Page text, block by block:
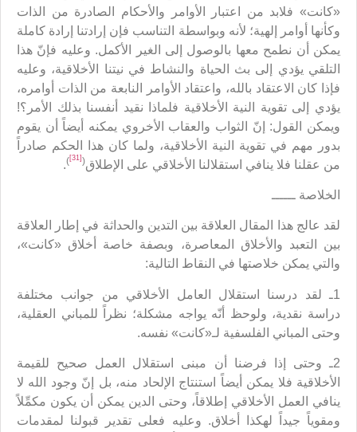
«كانت» فلابد من اعتبار الأوامر والأحكام الصادرة من الذات
وكأنها أوامر إلهية؛ لأنه وبواسطة التناسب فإن إرادتنا إرادة كاملة
يمكن أن نطمح معها بالوصول إلى الغير الأكمل. وعليه فإنّ هذا
التلقي يؤدي إلى بث الحياة والنشاط في نيتنا الأخلاقية، وعليه
فإذا كان الاعتقاد بالله، واعتقاد الأوامر النابعة من الذات أوامره،
يؤدي إلى تقوية النية الأخلاقية فلماذا نقيد أنفسنا بذلك الأمر؟!
ويمكن القول: إنّ الثواب والعقاب الأخروي يمكنه أيضاً أن يقوم
بدور مهم في تقوية النية الأخلاقية، ولما كان هذا الحكم صادراً
من عقلنا فلا ينافي استقلالنا الأخلاقي على الإطلاق(
[31]
)
.
الخلاصة ــــــ
لقد عالج هذا المقال العلاقة بين التدين والحداثة في إطار العلاقة
بين التعبد والأخلاق المعاصرة، وبصفة خاصة أخلاق «كانت»،
والتي يمكن خلاصتها في النقاط التالية:
1ـ لقد درسنا استقلال العامل الأخلاقي من جوانب مختلفة
دراسة نقدية، ولوحظ أنّه يواجه مشكلة؛ نظراً للمباني العقلية،
وحتى المباني الفلسفية لـ«كانت» نفسه.
2ـ وحتى إذا فرضنا أن مبنى استقلال العمل صحيح للقيمة
الأخلاقية فلا يمكن أيضاً استنتاج الإلحاد منه، بل إنّ وجود الله لا
ينافي العمل الأخلاقي إطلاقاً، وحتى الدين يمكن أن يكون مكمِّلاً
ومقوياً جيداً لهكذا أخلاق. وعليه فعلى تقدير قبولنا لمقدمات